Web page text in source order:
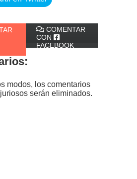
COMENTAR
CON
FACEBOOK
modos, los comentarios
serán eliminados.